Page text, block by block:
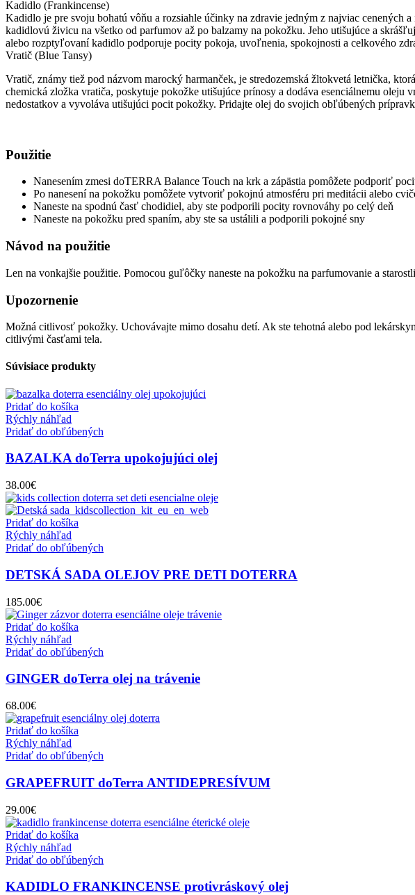
Kadidlo (Frankincense)
Kadidlo je pre svoju bohatú vôňu a rozsiahle účinky na zdravie jedným z najviac cenených
kadidlovú živicu na všetko od parfumov až po balzamy na pokožku. Jeho utišujúce a
alebo rozptyľovaní kadidlo podporuje pocity pokoja, uvoľnenia, spokojnosti a celkového
Vratič (Blue Tansy)
Vratič, známy tiež pod názvom marocký harmanček, je stredozemská žltokvetá letnička,
chemická zložka vratiča, poskytuje pokožke utišujúce prínosy a dodáva esenciálnemu
nedostatkov a vyvoláva utišujúci pocit pokožky. Pridajte olej do svojich obľúbených
Použitie
Nanesením zmesi doTERRA Balance Touch na krk a zápästia pomôžete podporiť
Po nanesení na pokožku pomôžete vytvoriť pokojnú atmosféru pri meditácii alebo
Naneste na spodnú časť chodidiel, aby ste podporili pocity rovnováhy po celý deň
Naneste na pokožku pred spaním, aby ste sa ustálili a podporili pokojné sny
Návod na použitie
Len na vonkajšie použitie. Pomocou guľôčky naneste na pokožku na parfumovanie a
Upozornenie
Možná citlivosť pokožky. Uchovávajte mimo dosahu detí. Ak ste tehotná alebo pod
citlivými časťami tela.
Súvisiace produkty
Pridať do košíka
Rýchly náhľad
Pridať do obľúbených
BAZALKA doTerra upokojujúci olej
38.00€
Pridať do košíka
Rýchly náhľad
Pridať do obľúbených
DETSKÁ SADA OLEJOV PRE DETI DOTERRA
185.00€
Pridať do košíka
Rýchly náhľad
Pridať do obľúbených
GINGER doTerra olej na trávenie
68.00€
Pridať do košíka
Rýchly náhľad
Pridať do obľúbených
GRAPEFRUIT doTerra ANTIDEPRESÍVUM
29.00€
Pridať do košíka
Rýchly náhľad
Pridať do obľúbených
KADIDLO FRANKINCENSE protivráskový olej